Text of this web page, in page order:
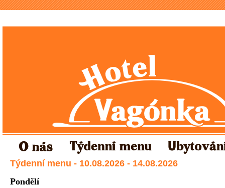
Týdenní menu - 10.08.2026 - 14.08.2026
Pondělí